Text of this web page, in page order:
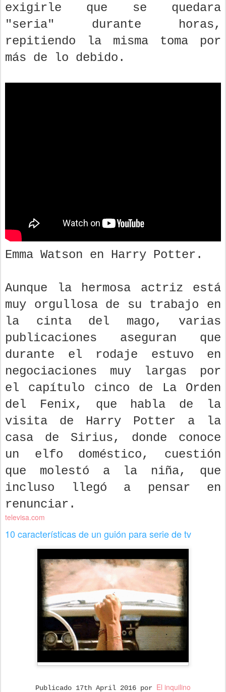
exigirle que se quedara
"seria" durante horas,
repitiendo la misma toma por
más de lo debido.
Emma Watson en Harry Potter.
Aunque la hermosa actriz está
muy orgullosa de su trabajo en
la cinta del mago, varias
publicaciones aseguran que
durante el rodaje estuvo en
negociaciones muy largas por
el capítulo cinco de La Orden
del Fenix, que habla de la
visita de Harry Potter a la
casa de Sirius, donde conoce
un elfo doméstico, cuestión
que molestó a la niña, que
incluso llegó a pensar en
renunciar.
televisa.com
10 características de un guión para serie de tv
Publicado 17th April 2016 por El inquilino